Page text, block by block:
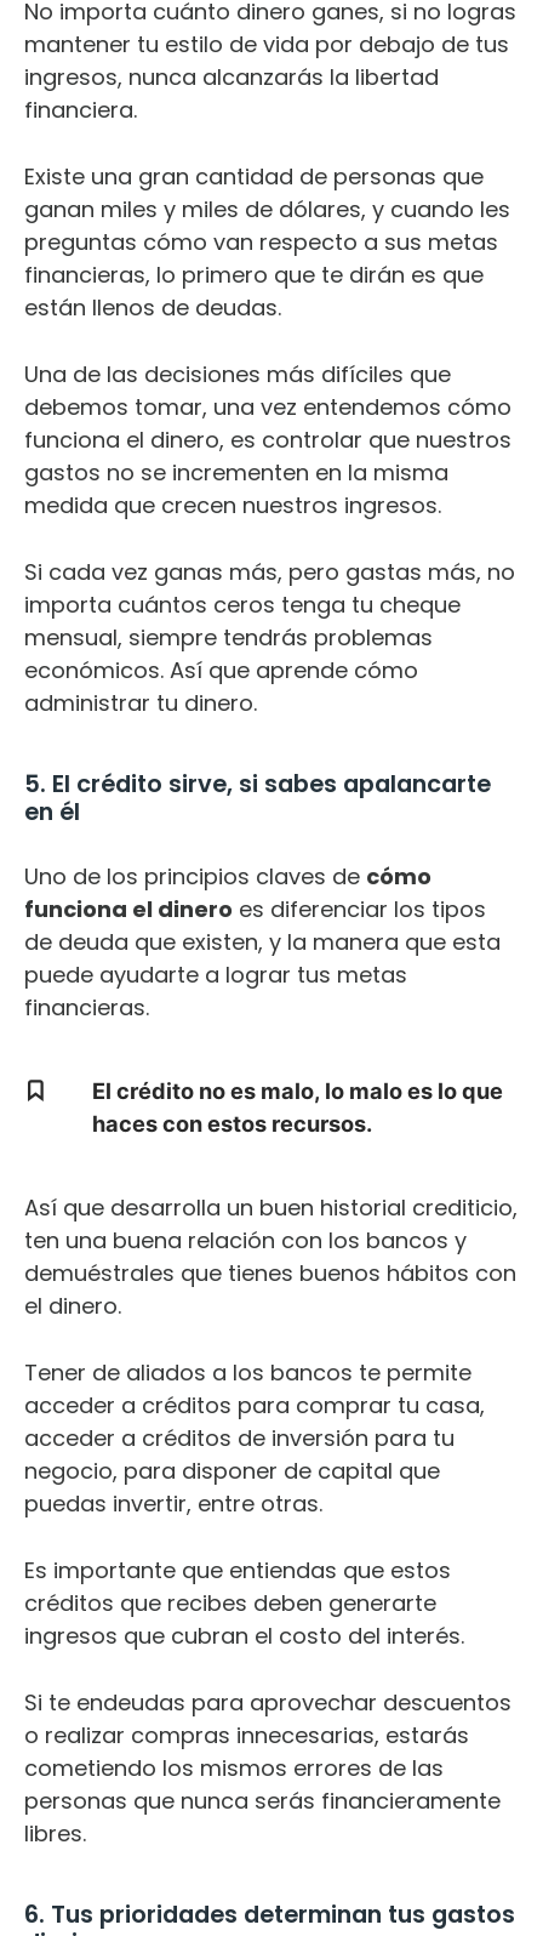
No importa cuánto dinero ganes, si no logras
mantener tu estilo de vida por debajo de tus
ingresos, nunca alcanzarás la libertad
financiera.
Existe una gran cantidad de personas que
ganan miles y miles de dólares, y cuando les
preguntas cómo van respecto a sus metas
financieras, lo primero que te dirán es que
están llenos de deudas.
Una de las decisiones más difíciles que
debemos tomar, una vez entendemos cómo
funciona el dinero, es controlar que nuestros
gastos no se incrementen en la misma
medida que crecen nuestros ingresos.
Si cada vez ganas más, pero gastas más, no
importa cuántos ceros tenga tu cheque
mensual, siempre tendrás problemas
económicos. Así que aprende cómo
administrar tu dinero.
5. El crédito sirve, si sabes apalancarte
en él
Uno de los principios claves de cómo
funciona el dinero es diferenciar los tipos
de deuda que existen, y la manera que esta
puede ayudarte a lograr tus metas
financieras.
El crédito no es malo, lo malo es lo que
haces con estos recursos.
Así que desarrolla un buen historial crediticio,
ten una buena relación con los bancos y
demuéstrales que tienes buenos hábitos con
el dinero.
Tener de aliados a los bancos te permite
acceder a créditos para comprar tu casa,
acceder a créditos de inversión para tu
negocio, para disponer de capital que
puedas invertir, entre otras.
Es importante que entiendas que estos
créditos que recibes deben generarte
ingresos que cubran el costo del interés.
Si te endeudas para aprovechar descuentos
o realizar compras innecesarias, estarás
cometiendo los mismos errores de las
personas que nunca serás financieramente
libres.
6. Tus prioridades determinan tus gastos